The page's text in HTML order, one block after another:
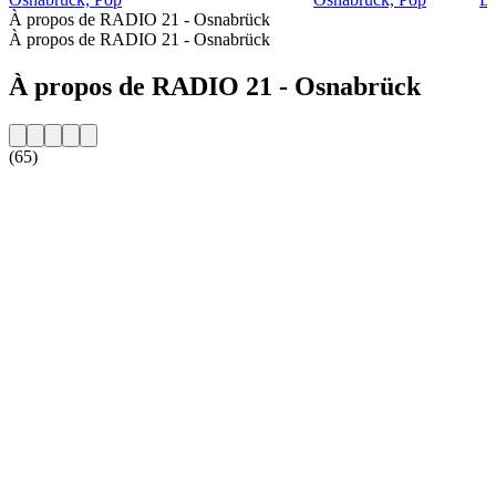
À propos de RADIO 21 - Osnabrück
À propos de RADIO 21 - Osnabrück
À propos de RADIO 21 - Osnabrück
(65)